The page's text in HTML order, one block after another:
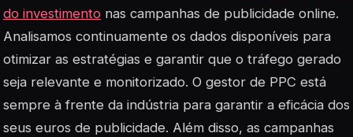
do investimento nas campanhas de publicidade online.
Analisamos continuamente os dados disponíveis para
otimizar as estratégias e garantir que o tráfego gerado
seja relevante e monitorizado. O gestor de PPC está
sempre à frente da indústria para garantir a eficácia dos
seus euros de publicidade. Além disso, as campanhas